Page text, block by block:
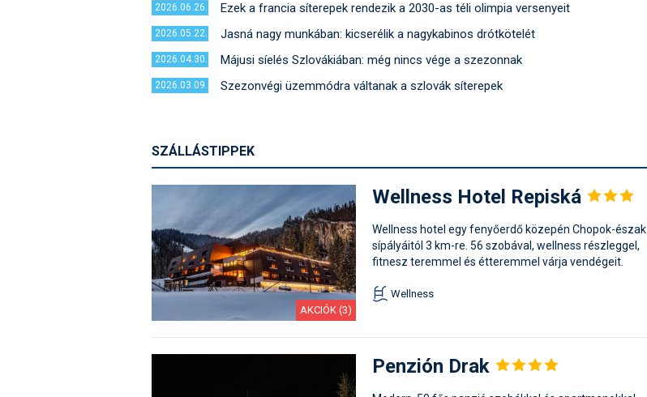
2026.06.26. Ezek a francia síterepek rendezik a 2030-as téli olimpia versenyeit
2026.05.22. Jasná nagy munkában: kicserélik a nagykabinos drótkötelét
2026.04.30. Májusi síelés Szlovákiában: még nincs vége a szezonnak
2026.03.09. Szezonvégi üzemmódra váltanak a szlovák síterepek
SZÁLLÁSTIPPEK
AKCIÓK (3)
Wellness Hotel Repiská
Wellness hotel egy fenyőerdő közepén Chopok-észak
sípályáitól 3 km-re. 56 szobával, wellness részleggel,
fitnesz teremmel és étteremmel várja vendégeit.
Wellness
Penzión Drak